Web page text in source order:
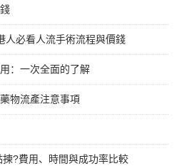
人必看人流手術流程與價錢
：一次全面的了解
物流產注意事項
?費用、時間與成功率比較